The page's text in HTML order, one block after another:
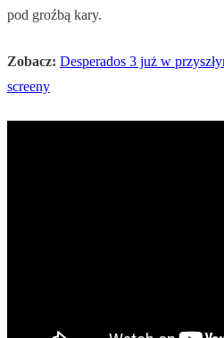
pod groźbą kary.
Zobacz: Desperados 3 już w
screeny